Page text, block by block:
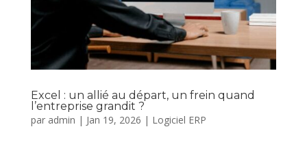
Excel : un allié au départ, un frein quand
l’entreprise grandit ?
par admin | Jan 19, 2026 | Logiciel ERP